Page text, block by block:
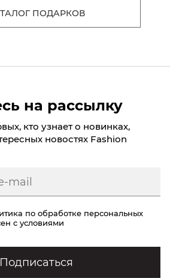
ПОДАРКОВ
на рассылку
кто узнает о новинках,
новостях Fashion
по обработке персональных
с условиями
Подписаться